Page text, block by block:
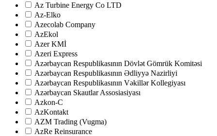
Az Turbine Energy Co LTD
Az-Elko
Azecolab Company
AzEkol
Azer KMİ
Azeri Express
Azərbaycan Respublikasının Dövlət Gömrük Komitəsi
Azərbaycan Respublikasının Ədliyyə Nazirliyi
Azərbaycan Respublikasının Vəkillər Kollegiyası
Azərbaycan Skautlar Assosiasiyası
Azkon-C
AzKontakt
AZM Trading (Vugma)
AzRe Reinsurance